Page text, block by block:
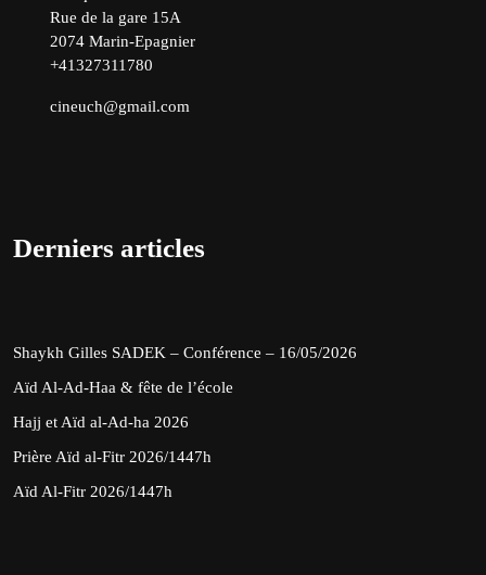
Rue de la gare 15A
2074 Marin-Epagnier
+41327311780
cineuch@gmail.com
Derniers articles
Shaykh Gilles SADEK – Conférence – 16/05/2026
Aïd Al-Ad-Haa & fête de l’école
Hajj et Aïd al-Ad-ha 2026
Prière Aïd al-Fitr 2026/1447h
Aïd Al-Fitr 2026/1447h